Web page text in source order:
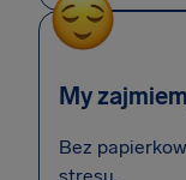
My
Bez